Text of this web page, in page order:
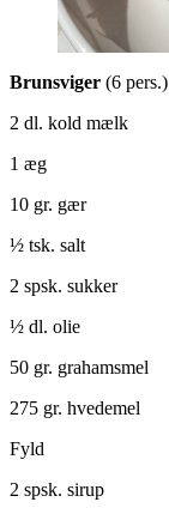
Brunsviger (6 pers.)
2 dl. kold mælk
1 æg
10 gr. gær
½ tsk. salt
2 spsk. sukker
½ dl. olie
50 gr. grahamsmel
275 gr. hvedemel
Fyld
2 spsk. sirup